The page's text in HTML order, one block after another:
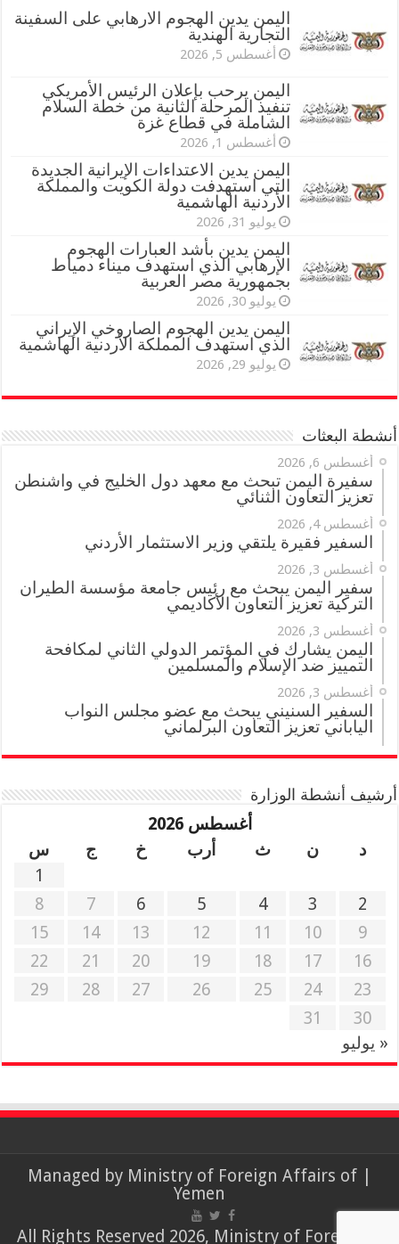
اليمن يدين الهجوم الارهابي على السفينة
التجارية الهندية
أغسطس 5, 2026
اليمن يرحب بإعلان الرئيس الأمريكي
تنفيذ المرحلة الثانية من خطة السلام
الشاملة في قطاع غزة
أغسطس 1, 2026
اليمن يدين الاعتداءات الإيرانية الجديدة
التي استهدفت دولة الكويت والمملكة
الأردنية الهاشمية
يوليو 31, 2026
اليمن يدين بأشد العبارات الهجوم
الإرهابي الذي استهدف ميناء دمياط
بجمهورية مصر العربية
يوليو 30, 2026
اليمن يدين الهجوم الصاروخي الإيراني
الذي استهدف المملكة الأردنية الهاشمية
يوليو 29, 2026
أنشطة البعثات
أغسطس 6, 2026
سفيرة اليمن تبحث مع معهد دول الخليج في واشنطن
تعزيز التعاون الثنائي
أغسطس 4, 2026
السفير فقيرة يلتقي وزير الاستثمار الأردني
أغسطس 3, 2026
سفير اليمن يبحث مع رئيس جامعة مؤسسة الطيران
التركية تعزيز التعاون الأكاديمي
أغسطس 3, 2026
اليمن يشارك في المؤتمر الدولي الثاني لمكافحة
التمييز ضد الإسلام والمسلمين
أغسطس 3, 2026
السفير السنيني يبحث مع عضو مجلس النواب
الياباني تعزيز التعاون البرلماني
أرشيف أنشطة الوزارة
أغسطس 2026
د
ن ث أرب خ ج
س
1
2
3
4
5
6
7
8
9
10
11
12
13
14
15
16
17
18
19
20
21
22
23
24
25
26
27
28
29
30
31
« يوليو
Ministry of Foreign Affairs of
Yemen
© All Rights Reserved 2026, Ministry of Foreign